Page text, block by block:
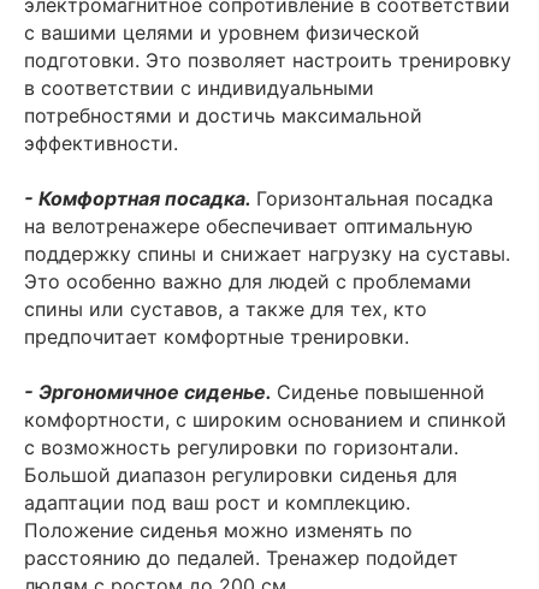
с вашими целями и уровнем физической
подготовки. Это позволяет настроить тренировку
в соответствии с индивидуальными
потребностями и достичь максимальной
эффективности.
- Комфортная посадка. Горизонтальная посадка
на велотренажере обеспечивает оптимальную
поддержку спины и снижает нагрузку на суставы.
Это особенно важно для людей с проблемами
спины или суставов, а также для тех, кто
предпочитает комфортные тренировки.
- Эргономичное сиденье. Сиденье повышенной
комфортности, с широким основанием и спинкой
с возможность регулировки по горизонтали.
Большой диапазон регулировки сиденья для
адаптации под ваш рост и комплекцию.
Положение сиденья можно изменять по
расстоянию до педалей. Тренажер подойдет